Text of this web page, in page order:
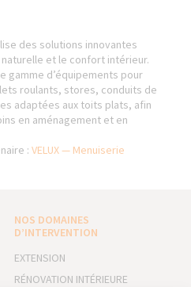
des solutions innovantes
et le confort intérieur.
gamme d’équipements pour
roulants, stores, conduits de
adaptées aux toits plats, afin
en aménagement et en
:VELUX — Menuiserie
NOS DOMAINES
D’INTERVENTION
EXTENSION
RÉNOVATION INTÉRIEURE